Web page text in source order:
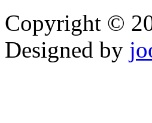
Copyright ©
Designed by